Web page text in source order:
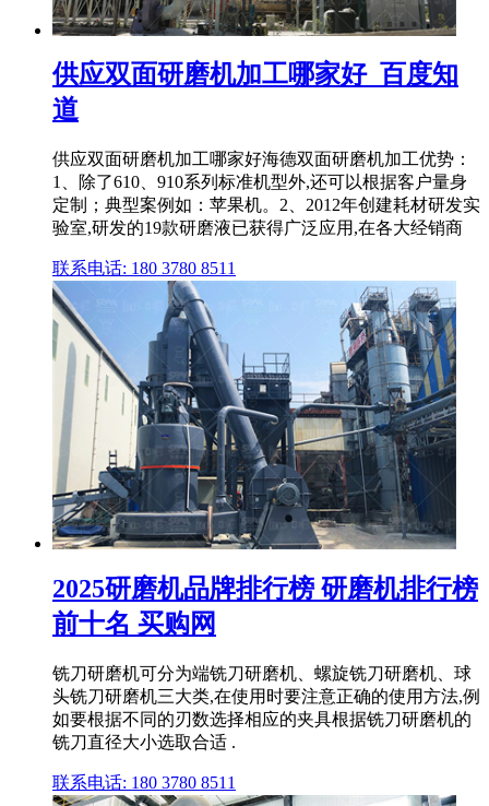
供应双面研磨机加工哪家好_百度知
道
供应双面研磨机加工哪家好海德双面研磨机加工优势：
1、除了610、910系列标准机型外,还可以根据客户量身
定制；典型案例如：苹果机。2、2012年创建耗材研发实
验室,研发的19款研磨液已获得广泛应用,在各大经销商
联系电话: 180 3780 8511
2025研磨机品牌排行榜 研磨机排行榜
前十名 买购网
铣刀研磨机可分为端铣刀研磨机、螺旋铣刀研磨机、球
头铣刀研磨机三大类,在使用时要注意正确的使用方法,例
如要根据不同的刃数选择相应的夹具根据铣刀研磨机的
铣刀直径大小选取合适 .
联系电话: 180 3780 8511